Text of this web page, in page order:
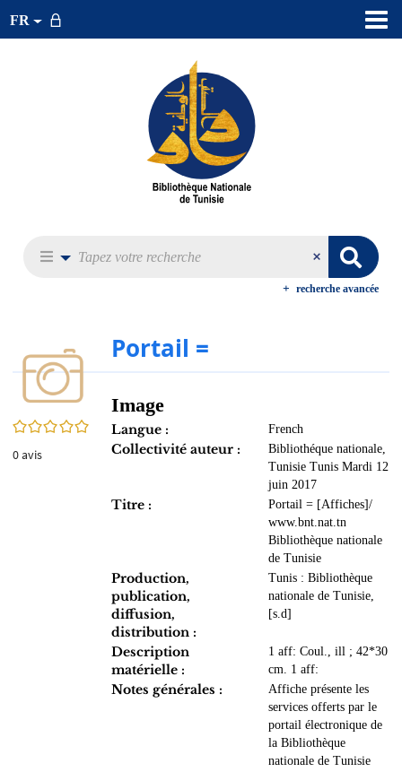
FR
recherche avancée
0/5
0avis
Portail =
Image
Langue : French
Collectivité auteur :
Bibliothéque nationale,
Tunisie Tunis Mardi 12
juin 2017
Titre :
Portail = [Affiches]/
www.bnt.nat.tn
Bibliothèque nationale
de Tunisie
Production,
publication,
diffusion,
distribution :
Tunis : Bibliothèque
nationale de Tunisie,
[s.d]
Description
matérielle :
1 aff: Coul., ill ; 42*30
cm. 1 aff:
Notes générales :
Affiche présente les
services offerts par le
portail électronique de
la Bibliothèque
nationale de Tunisie